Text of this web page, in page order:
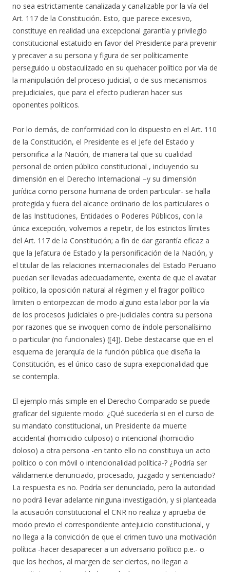
no sea estrictamente canalizada y canalizable por la vía del
Art. 117 de la Constitución. Esto, que parece excesivo,
constituye en realidad una excepcional garantía y privilegio
constitucional estatuido en favor del Presidente para prevenir
y precaver a su persona y figura de ser políticamente
perseguido u obstaculizado en su quehacer político por vía de
la manipulación del proceso judicial, o de sus mecanismos
prejudiciales, que para el efecto pudieran hacer sus
oponentes políticos.
Por lo demás, de conformidad con lo dispuesto en el Art. 110
de la Constitución, el Presidente es el Jefe del Estado y
personifica a la Nación, de manera tal que su cualidad
personal de orden público constitucional , incluyendo su
dimensión en el Derecho Internacional –y su dimensión
jurídica como persona humana de orden particular- se halla
protegida y fuera del alcance ordinario de los particulares o
de las Instituciones, Entidades o Poderes Públicos, con la
única excepción, volvemos a repetir, de los estrictos límites
del Art. 117 de la Constitución; a fin de dar garantía eficaz a
que la Jefatura de Estado y la personificación de la Nación, y
el titular de las relaciones internacionales del Estado Peruano
puedan ser llevadas adecuadamente, exenta de que el avatar
político, la oposición natural al régimen y el fragor político
limiten o entorpezcan de modo alguno esta labor por la vía
de los procesos judiciales o pre-judiciales contra su persona
por razones que se invoquen como de índole personalísimo
o particular (no funcionales) ([4]). Debe destacarse que en el
esquema de jerarquía de la función pública que diseña la
Constitución, es el único caso de supra-exepcionalidad que
se contempla.
El ejemplo más simple en el Derecho Comparado se puede
graficar del siguiente modo: ¿Qué sucedería si en el curso de
su mandato constitucional, un Presidente da muerte
accidental (homicidio culposo) o intencional (homicidio
doloso) a otra persona -en tanto ello no constituya un acto
político o con móvil o intencionalidad política-? ¿Podría ser
válidamente denunciado, procesado, juzgado y sentenciado?
La respuesta es no. Podría ser denunciado, pero la autoridad
no podrá llevar adelante ninguna investigación, y si planteada
la acusación constitucional el CNR no realiza y aprueba de
modo previo el correspondiente antejuicio constitucional, y
no llega a la convicción de que el crimen tuvo una motivación
política -hacer desaparecer a un adversario político p.e.- o
que los hechos, al margen de ser ciertos, no llegan a